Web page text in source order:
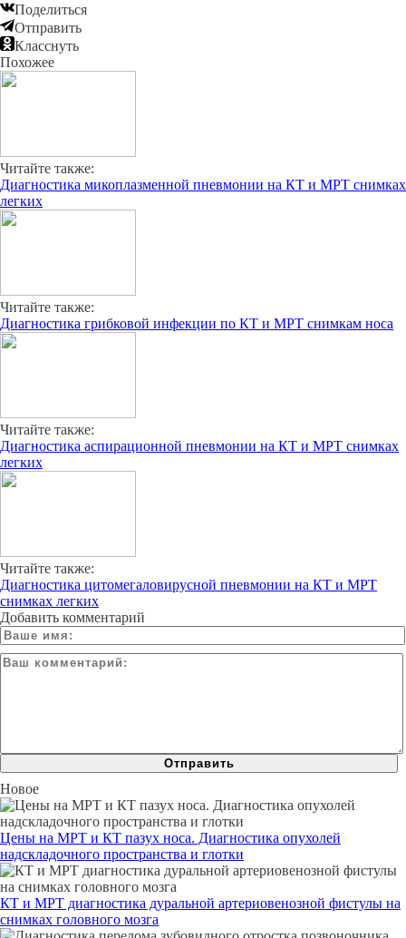
Поделиться
Отправить
Класснуть
Похожее
Читайте также:
Диагностика микоплазменной пневмонии на КТ и МРТ снимках
легких
Читайте также:
Диагностика грибковой инфекции по КТ и МРТ снимкам носа
Читайте также:
Диагностика аспирационной пневмонии на КТ и МРТ снимках
легких
Читайте также:
Диагностика цитомегаловирусной пневмонии на КТ и МРТ
снимках легких
Добавить комментарий
Новое
Цены на МРТ и КТ пазух носа. Диагностика опухолей
надскладочного пространства и глотки
КТ и МРТ диагностика дуральной артериовенозной фистулы на
снимках головного мозга